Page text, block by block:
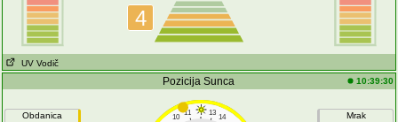
4
UV Vodič
Pozicija Sunca 10:39:30
Obdanica
11 13
10
14
Mrak